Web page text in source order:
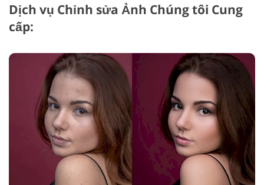
Dịch vụ Chỉnh sửa Ảnh Chúng tôi Cung
cấp: